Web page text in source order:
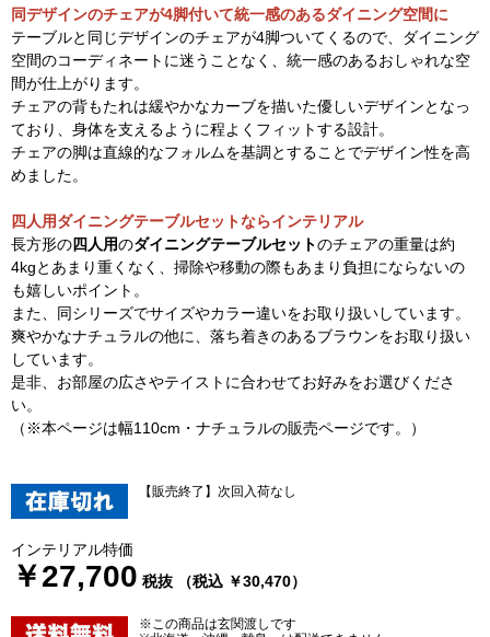
同デザインのチェアが4脚付いて統一感のあるダイニング空間に
テーブルと同じデザインのチェアが4脚ついてくるので、ダイニング
空間のコーディネートに迷うことなく、統一感のあるおしゃれな空
間が仕上がります。
チェアの背もたれは緩やかなカーブを描いた優しいデザインとなっ
ており、身体を支えるように程よくフィットする設計。
チェアの脚は直線的なフォルムを基調とすることでデザイン性を高
めました。
四人用ダイニングテーブルセットならインテリアル
長方形の四人用のダイニングテーブルセットのチェアの重量は約
4kgとあまり重くなく、掃除や移動の際もあまり負担にならないの
も嬉しいポイント。
また、同シリーズでサイズやカラー違いをお取り扱いしています。
爽やかなナチュラルの他に、落ち着きのあるブラウンをお取り扱い
しています。
是非、お部屋の広さやテイストに合わせてお好みをお選びくださ
い。
（※本ページは幅110cm・ナチュラルの販売ページです。）
【販売終了】次回入荷なし
インテリアル特価
￥27,700 税抜 （税込 ￥30,470）
※この商品は玄関渡しです